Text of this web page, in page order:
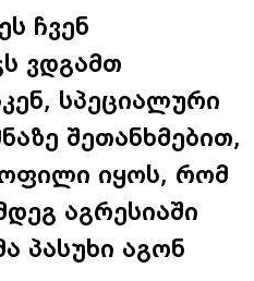
ჩვენ
ვდგამთ
სპეციალური
შეთანხმებით,
იყოს, რომ
აგრესიაში
პასუხი აგონ